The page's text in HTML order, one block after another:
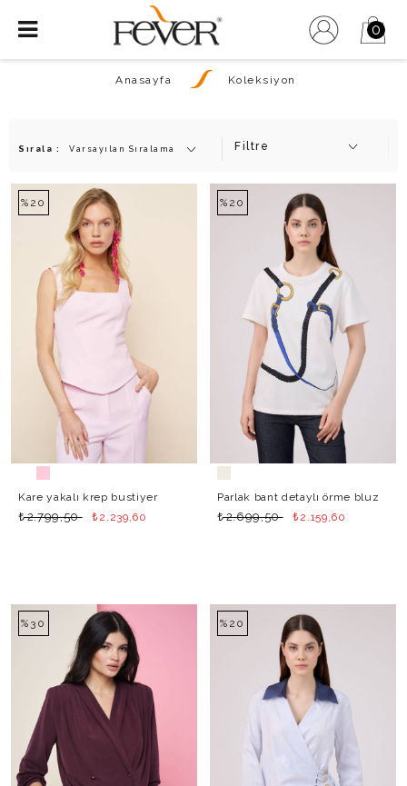
0
Anasayfa Koleksiyon
Sırala : Filtre
%20
Kare yakalı krep bustiyer
₺2.799,50 ₺2.239,60
%20
Parlak bant detaylı örme bluz
₺2.699,50 ₺2.159,60
%30 %20